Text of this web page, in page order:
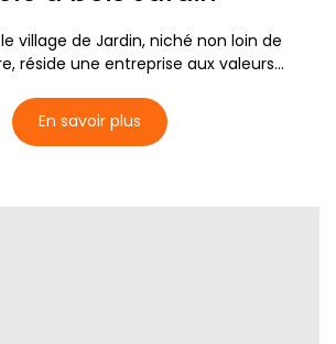
village de Jardin, niché non loin de
réside une entreprise aux valeurs...
En savoir plus